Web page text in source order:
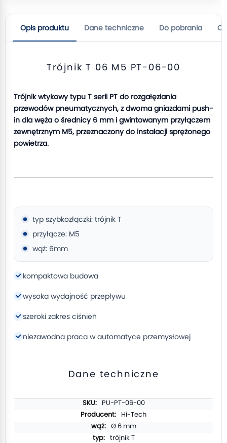
Opis produktu Dane techniczne Do pobrania
Trójnik T 06 M5 PT-06-00
Trójnik wtykowy typu T serii PT do rozgałęziania
przewodów pneumatycznych, z dwoma gniazdami push-
in dla węża o średnicy 6 mm i gwintowanym przyłączem
zewnętrznym M5, przeznaczony do instalacji sprężonego
powietrza.
typ szybkozłączki: trójnik T
przyłącze: M5
wąż: 6mm
kompaktowa budowa
wysoka wydajność przepływu
szeroki zakres ciśnień
niezawodna praca w automatyce przemysłowej
Dane techniczne
PU-PT-06-00
Hi-Tech
Ø 6 mm
trójnik T